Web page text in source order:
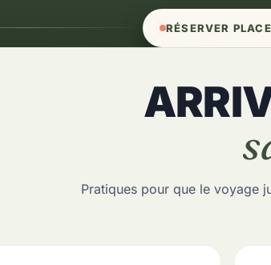
RÉSERVER PLACE
Pratiques pour que le voyage